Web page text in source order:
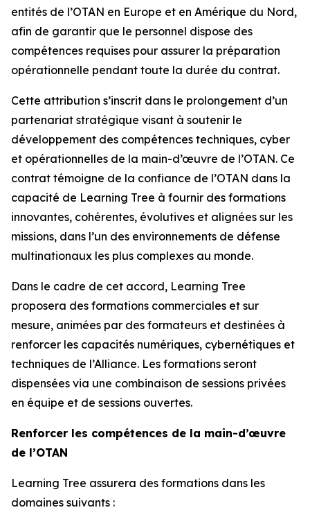
entités de l’OTAN en Europe et en Amérique du Nord,
afin de garantir que le personnel dispose des
compétences requises pour assurer la préparation
opérationnelle pendant toute la durée du contrat.
Cette attribution s’inscrit dans le prolongement d’un
partenariat stratégique visant à soutenir le
développement des compétences techniques, cyber
et opérationnelles de la main-d’œuvre de l’OTAN. Ce
contrat témoigne de la confiance de l’OTAN dans la
capacité de Learning Tree à fournir des formations
innovantes, cohérentes, évolutives et alignées sur les
missions, dans l’un des environnements de défense
multinationaux les plus complexes au monde.
Dans le cadre de cet accord, Learning Tree
proposera des formations commerciales et sur
mesure, animées par des formateurs et destinées à
renforcer les capacités numériques, cybernétiques et
techniques de l’Alliance. Les formations seront
dispensées via une combinaison de sessions privées
en équipe et de sessions ouvertes.
Renforcer les compétences de la main-d’œuvre
de l’OTAN
Learning Tree assurera des formations dans les
domaines suivants :